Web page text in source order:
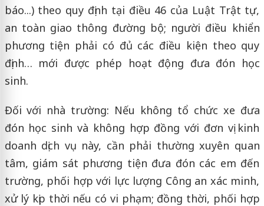
báo...) theo quy định tại điều 46 của Luật Trật tự,
an toàn giao thông đường bộ; người điều khiển
phương tiện phải có đủ các điều kiện theo quy
định… mới được phép hoạt động đưa đón học
sinh.
Đối với nhà trường: Nếu không tổ chức xe đưa
đón học sinh và không hợp đồng với đơn vị kinh
doanh dịch vụ này, cần phải thường xuyên quan
tâm, giám sát phương tiện đưa đón các em đến
trường, phối hợp với lực lượng Công an xác minh,
xử lý kịp thời nếu có vi phạm; đồng thời, phối hợp